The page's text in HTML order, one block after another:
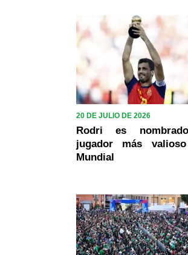
20 DE JULIO DE 2026
Rodri es
jugador más
Mundial